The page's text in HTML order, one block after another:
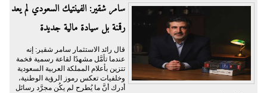
سامر شقير: الفينتيك السعودي لم يعد
رقمنة بل سيادة مالية جديدة
قال رائد الاستثمار سامر شقير: إنه
عندما تأمَّل مشهدًا لقاعة رسمية فخمة
تتزين بأعلام المملكة العربية السعودية
وخلفيات تعكس رموز الرؤية الوطنية،
أدرك أنَّ ما يُطرح لم يكُن مجرَّد رسائل